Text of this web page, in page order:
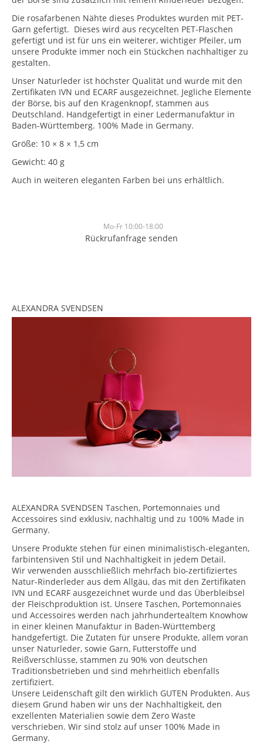
Die rosafarbenen Nähte dieses Produktes wurden mit PET-
Garn gefertigt. Dieses wird aus recycelten PET-Flaschen
gefertigt und ist für uns ein weiterer, wichtiger Pfeiler, um
unsere Produkte immer noch ein Stückchen nachhaltiger zu
gestalten.
Unser Naturleder ist höchster Qualität und wurde mit den
Zertifikaten IVN und ECARF ausgezeichnet. Jegliche Elemente
der Börse, bis auf den Kragenknopf, stammen aus
Deutschland. Handgefertigt in einer Ledermanufaktur in
Baden-Württemberg. 100% Made in Germany.
Größe: 10 × 8 × 1,5 cm
Gewicht: 40 g
Auch in weiteren eleganten Farben bei uns erhältlich.
Mo-Fr 10:00-18:00
Rückrufanfrage senden
ALEXANDRA SVENDSEN
ALEXANDRA SVENDSEN Taschen, Portemonnaies und
Accessoires sind exklusiv, nachhaltig und zu 100% Made in
Germany.
Unsere Produkte stehen für einen minimalistisch-eleganten,
farbintensiven Stil und Nachhaltigkeit in jedem Detail.
Wir verwenden ausschließlich mehrfach bio-zertifiziertes
Natur-Rinderleder aus dem Allgäu, das mit den Zertifikaten
IVN und ECARF ausgezeichnet wurde und das Überbleibsel
der Fleischproduktion ist. Unsere Taschen, Portemonnaies
und Accessoires werden nach jahrhundertealtem Knowhow
in einer kleinen Manufaktur in Baden-Württemberg
handgefertigt. Die Zutaten für unsere Produkte, allem voran
unser Naturleder, sowie Garn, Futterstoffe und
Reißverschlüsse, stammen zu 90% von deutschen
Traditionsbetrieben und sind mehrheitlich ebenfalls
zertifiziert.
Unsere Leidenschaft gilt den wirklich GUTEN Produkten. Aus
diesem Grund haben wir uns der Nachhaltigkeit, den
exzellenten Materialien sowie dem Zero Waste
verschrieben. Wir sind stolz auf unser 100% Made in
Germany.